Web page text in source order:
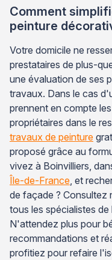
Comment
peinture
Votre domicile ne
prestataires de plus-
une évaluation de ses
travaux. Dans le cas
prennent en compte
propriétaires dans le
travaux de peinture
proposé grâce au
vivez à Boinvilliers,
Île-de-France , et
de façade ? Consultez
tous les spécialistes
N'attendez plus pour
recommandations et
profitiez pour refaire